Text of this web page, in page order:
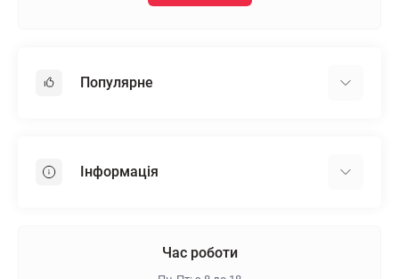
Популярне
Пінопласт
Інформація
Час роботи